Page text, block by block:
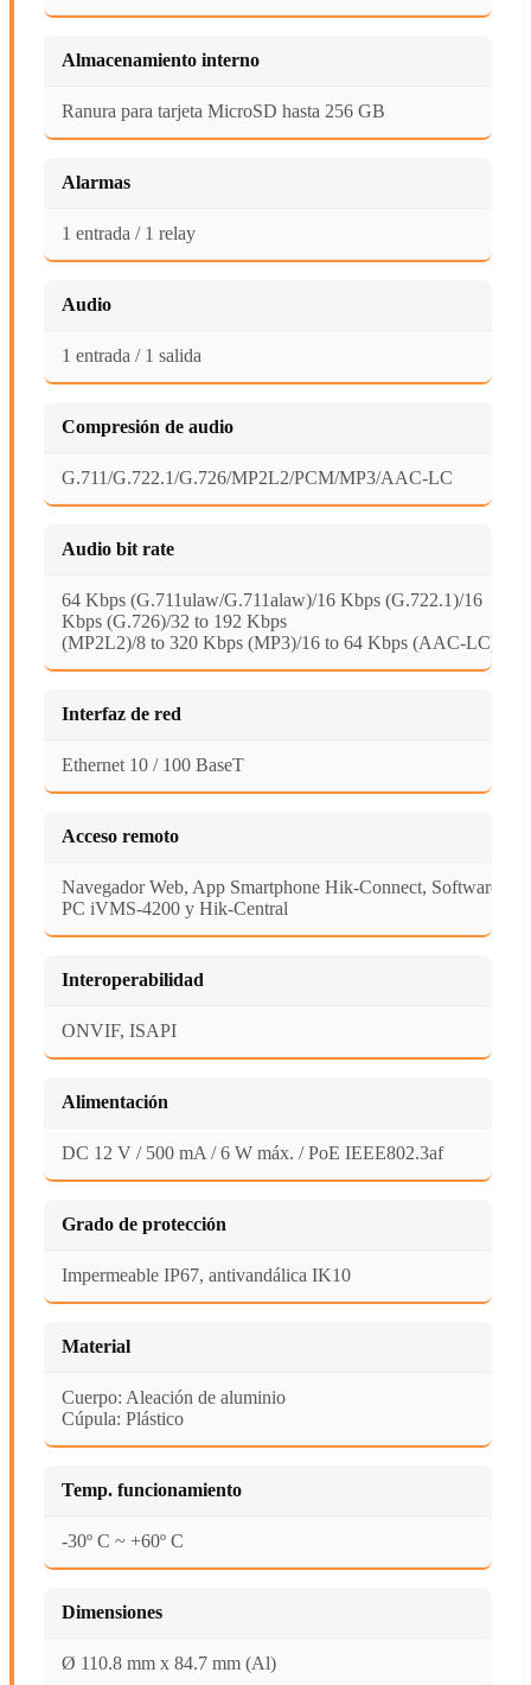
Almacenamiento interno
Ranura para tarjeta MicroSD hasta 256 GB
Alarmas
1 entrada / 1 relay
Audio
1 entrada / 1 salida
Compresión de audio
G.711/G.722.1/G.726/MP2L2/PCM/MP3/AAC-LC
Audio bit rate
64 Kbps (G.711ulaw/G.711alaw)/16 Kbps (G.722.1)/16
Kbps (G.726)/32 to 192 Kbps
(MP2L2)/8 to 320 Kbps (MP3)/16 to 64 Kbps (AAC-LC)
Interfaz de red
Ethernet 10 / 100 BaseT
Acceso remoto
Navegador Web, App Smartphone Hik-Connect, Software
PC iVMS-4200 y Hik-Central
Interoperabilidad
ONVIF, ISAPI
Alimentación
DC 12 V / 500 mA / 6 W máx. / PoE IEEE802.3af
Grado de protección
Impermeable IP67, antivandálica IK10
Material
Cuerpo: Aleación de aluminio
Cúpula: Plástico
Temp. funcionamiento
-30º C ~ +60º C
Dimensiones
Ø 110.8 mm x 84.7 mm (Al)